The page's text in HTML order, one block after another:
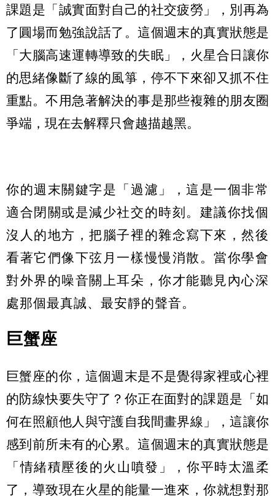
課題是「誠實面對自己的社交疲勞」，別再為
了圓場而勉強說話了。這個週末的真實狀態是
「大腦高速運轉導致的失眠」，火星合日讓你
的思緒像斷了線的風箏，停不下來卻又抓不住
重點。不用急著解決的事是那些複雜的朋友圈
爭端，現在去解釋只會越描越黑。
你的週末關鍵字是「過濾」，這是一個非常
適合閉關或是減少社交的時刻。建議你找個
沒人的地方，把腦子裡的雜念寫下來，然後
看著它們像下弦月一樣慢慢消散。當你學會
對外界的噪音關上耳朵，你才能聽見內心深
處那個最真誠、最安靜的聲音。
巨蟹座
巨蟹座的你，這個週末是不是覺得家裡或心裡
的防線快要失守了？你正在面對的課題是「如
何在照顧他人與守護自我間畫界線」，這讓你
感到前所未有的心累。這個週末的真實狀態是
「情緒積壓後的火山噴發」，你平時太溫柔
了，導致現在火星的能量一進來，你就想對那